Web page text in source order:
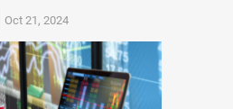
Oct 21, 2024